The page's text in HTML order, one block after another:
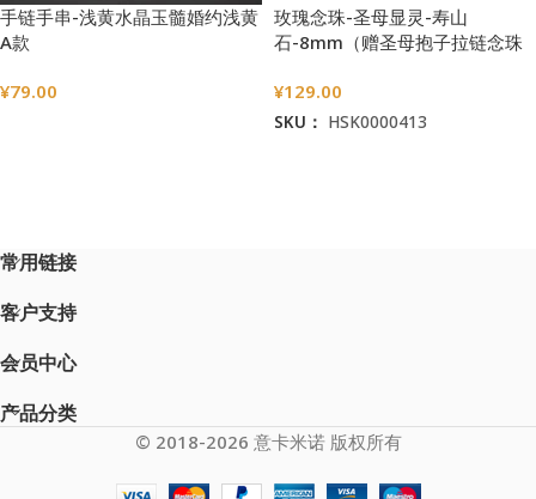
手链手串-浅黄水晶玉髓婚约浅黄
A款
¥79.00
玫瑰念珠-圣母显灵-寿山
石-8mm（赠圣母抱子拉链念珠
¥129.00
SKU： HSK0000413
常用链接
客户支持
会员中心
产品分类
© 2018-2026 意卡米诺 版权所有